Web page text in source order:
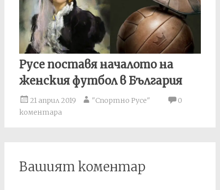
Русе поставя началото на
женския футбол в България
21 април 2019 "Спортно Русе"
0
коментара
Вашият коментар